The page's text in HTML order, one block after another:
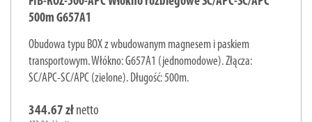
500m G657A1
Obudowa typu BOX z wbudowanym magnesem i paskiem
transportowym. Włókno: G657A1 (jednomodowe). Złącza:
SC/APC-SC/APC (zielone). Długość: 500m.
344.67 zł netto